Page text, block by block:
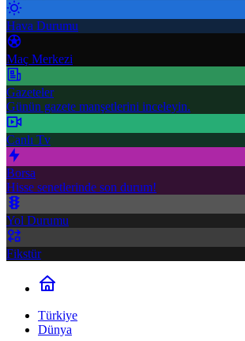
Hava Durumu
Maç Merkezi
Gazeteler
Günün gazete manşetlerini inceleyin.
Canlı Tv
Borsa
Hisse senetlerinde son durum!
Yol Durumu
Fikstür
Türkiye
Dünya